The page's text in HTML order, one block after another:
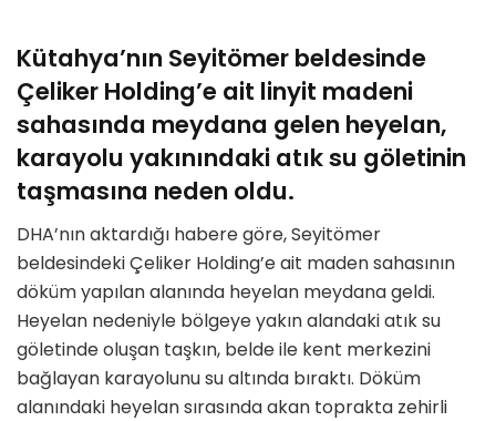
Kütahya’nın Seyitömer beldesinde
Çeliker Holding’e ait linyit madeni
sahasında meydana gelen heyelan,
karayolu yakınındaki atık su göletinin
taşmasına neden oldu.
DHA’nın aktardığı habere göre, Seyitömer
beldesindeki Çeliker Holding’e ait maden sahasının
döküm yapılan alanında heyelan meydana geldi.
Heyelan nedeniyle bölgeye yakın alandaki atık su
göletinde oluşan taşkın, belde ile kent merkezini
bağlayan karayolunu su altında bıraktı. Döküm
alanındaki heyelan sırasında akan toprakta zehirli